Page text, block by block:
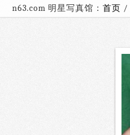
n63.com 明星写真馆： 首页 /